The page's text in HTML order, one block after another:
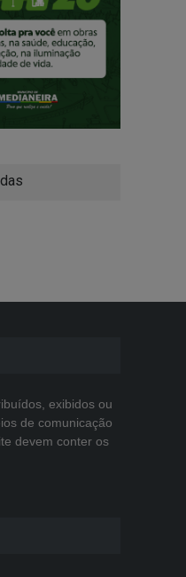
exibidos ou
de comunicação
devem conter os